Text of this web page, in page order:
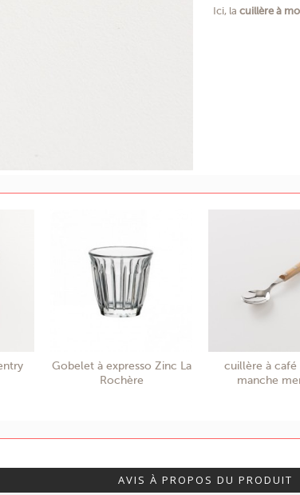
Ici, la cuillère à
Gobelet à expresso Zinc La
Rochère
cuillère à café
manche
AVIS À PROPOS DU PRODUIT